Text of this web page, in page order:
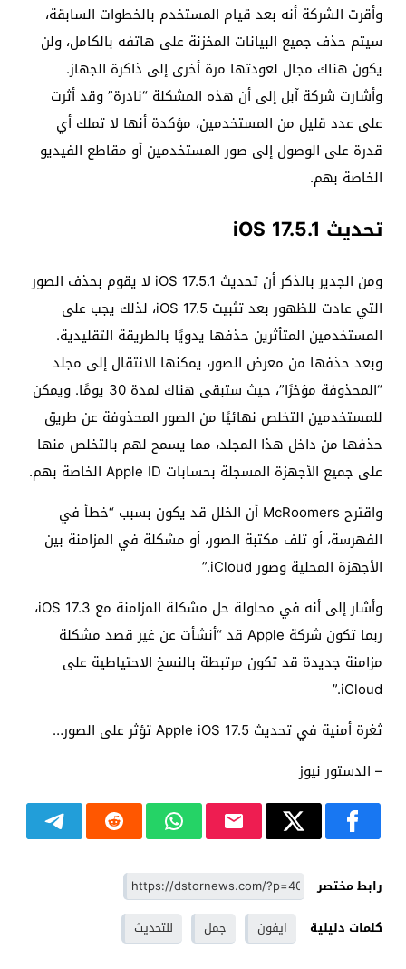
وأقرت الشركة أنه بعد قيام المستخدم بالخطوات السابقة،
سيتم حذف جميع البيانات المخزنة على هاتفه بالكامل، ولن
يكون هناك مجال لعودتها مرة أخرى إلى ذاكرة الجهاز.
وأشارت شركة آبل إلى أن هذه المشكلة “نادرة” وقد أثرت
على عدد قليل من المستخدمين، مؤكدة أنها لا تملك أي
قدرة على الوصول إلى صور المستخدمين أو مقاطع الفيديو
الخاصة بهم.
تحديث iOS 17.5.1
ومن الجدير بالذكر أن تحديث iOS 17.5.1 لا يقوم بحذف الصور
التي عادت للظهور بعد تثبيت iOS 17.5، لذلك يجب على
المستخدمين المتأثرين حذفها يدويًا بالطريقة التقليدية.
وبعد حذفها من معرض الصور، يمكنها الانتقال إلى مجلد
“المحذوفة مؤخرًا”، حيث ستبقى هناك لمدة 30 يومًا. ويمكن
للمستخدمين التخلص نهائيًا من الصور المحذوفة عن طريق
حذفها من داخل هذا المجلد، مما يسمح لهم بالتخلص منها
على جميع الأجهزة المسجلة بحسابات Apple ID الخاصة بهم.
واقترح McRoomers أن الخلل قد يكون بسبب “خطأ في
الفهرسة، أو تلف مكتبة الصور، أو مشكلة في المزامنة بين
الأجهزة المحلية وصور iCloud.”
وأشار إلى أنه في محاولة حل مشكلة المزامنة مع iOS 17.3،
ربما تكون شركة Apple قد “أنشأت عن غير قصد مشكلة
مزامنة جديدة قد تكون مرتبطة بالنسخ الاحتياطية على
iCloud.”
ثغرة أمنية في تحديث Apple iOS 17.5 تؤثر على الصور…
– الدستور نيوز
رابط مختصر
كلمات دليلية
ايفون جمل للتحديث